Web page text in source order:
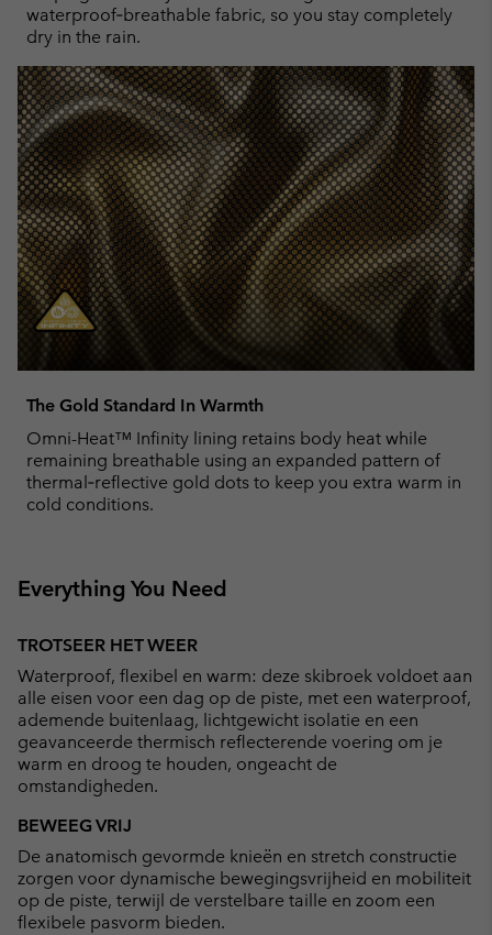
waterproof‑breathable fabric, so you stay completely
dry in the rain.
The Gold Standard In Warmth
Omni-Heat™ Infinity lining retains body heat while
remaining breathable using an expanded pattern of
thermal‑reflective gold dots to keep you extra warm in
cold conditions.
Everything You Need
TROTSEER HET WEER
Waterproof, flexibel en warm: deze skibroek voldoet aan
alle eisen voor een dag op de piste, met een waterproof,
ademende buitenlaag, lichtgewicht isolatie en een
geavanceerde thermisch reflecterende voering om je
warm en droog te houden, ongeacht de
omstandigheden.
BEWEEG VRIJ
De anatomisch gevormde knieën en stretch constructie
zorgen voor dynamische bewegingsvrijheid en mobiliteit
op de piste, terwijl de verstelbare taille en zoom een
flexibele pasvorm bieden.